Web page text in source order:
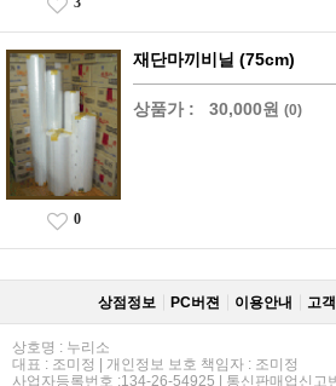
재단마끼비닐 (75cm)
상품가 : 30,000원 (0)
0
상점정보 PC버젼 이용안내 고
상호명 : 누리소
대표 : 조미정 | 개인정보 보호 책임자 : 조미정
사업자등록번호 :134-26-54925 | 통신판매업신고